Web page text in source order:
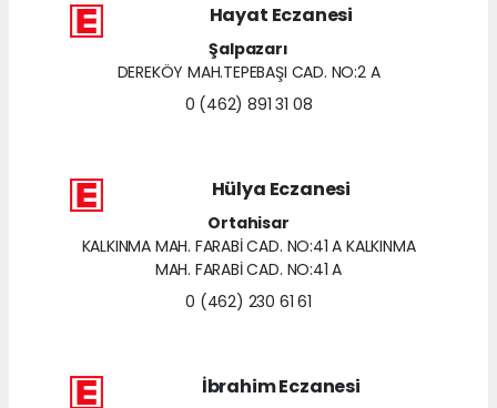
Hayat Eczanesi
Şalpazarı
DEREKÖY MAH.TEPEBAŞI CAD. NO:2 A
0 (462) 891 31 08
Hülya Eczanesi
Ortahisar
KALKINMA MAH. FARABİ CAD. NO:41 A KALKINMA
MAH. FARABİ CAD. NO:41 A
0 (462) 230 61 61
İbrahim Eczanesi